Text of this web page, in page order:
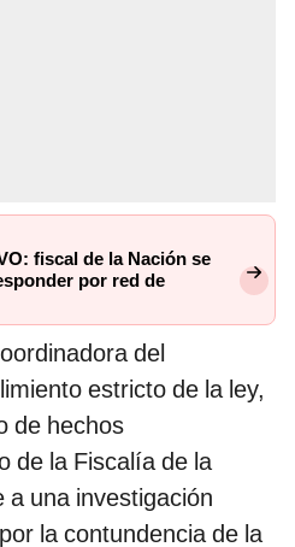
fiscal de la Nación se
por red de
del
estricto de la ley,
de hechos
de la Fiscalía de la
a una investigación
la contundencia de la